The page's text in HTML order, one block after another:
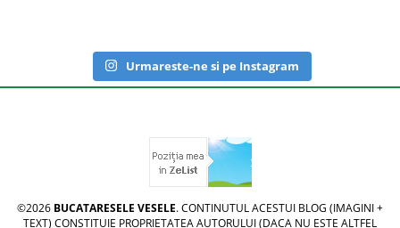
Urmareste-ne si pe Instagram
©2026 BUCATARESELE VESELE. CONTINUTUL ACESTUI BLOG (IMAGINI +
TEXT) CONSTITUIE PROPRIETATEA AUTORULUI (DACA NU ESTE ALTFEL